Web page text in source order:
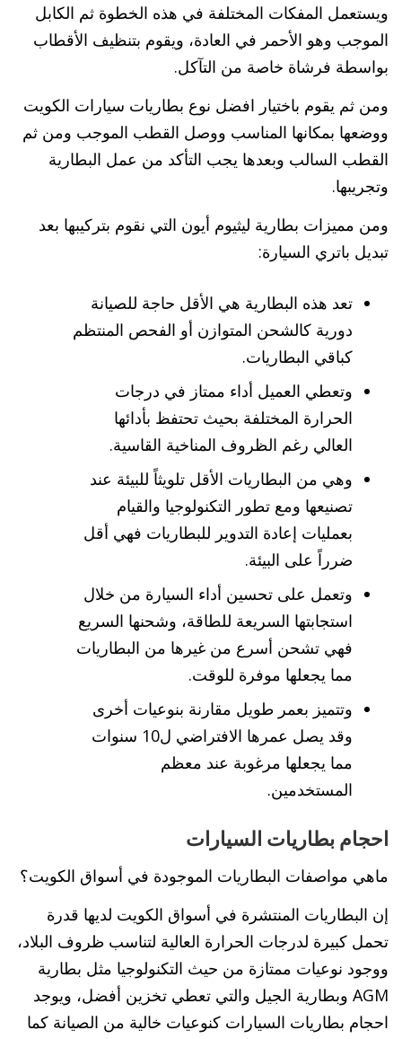
ويستعمل المفكات المختلفة في هذه الخطوة ثم الكابل
الموجب وهو الأحمر في العادة، ويقوم بتنظيف الأقطاب
بواسطة فرشاة خاصة من التآكل.
ومن ثم يقوم باختيار افضل نوع بطاريات سيارات الكويت
ووضعها بمكانها المناسب ووصل القطب الموجب ومن ثم
القطب السالب وبعدها يجب التأكد من عمل البطارية
وتجريبها.
ومن مميزات بطارية ليثيوم أيون التي نقوم بتركيبها بعد
تبديل باتري السيارة:
تعد هذه البطارية هي الأقل حاجة للصيانة
دورية كالشحن المتوازن أو الفحص المنتظم
كباقي البطاريات.
وتعطي العميل أداء ممتاز في درجات
الحرارة المختلفة بحيث تحتفظ بأدائها
العالي رغم الظروف المناخية القاسية.
وهي من البطاريات الأقل تلويثاً للبيئة عند
تصنيعها ومع تطور التكنولوجيا والقيام
بعمليات إعادة التدوير للبطاريات فهي أقل
ضرراً على البيئة.
وتعمل على تحسين أداء السيارة من خلال
استجابتها السريعة للطاقة، وشحنها السريع
فهي تشحن أسرع من غيرها من البطاريات
مما يجعلها موفرة للوقت.
وتتميز بعمر طويل مقارنة بنوعيات أخرى
وقد يصل عمرها الافتراضي ل10 سنوات
مما يجعلها مرغوبة عند معظم
المستخدمين.
احجام بطاريات السيارات
ماهي مواصفات البطاريات الموجودة في أسواق الكويت؟
إن البطاريات المنتشرة في أسواق الكويت لديها قدرة
تحمل كبيرة لدرجات الحرارة العالية لتناسب ظروف البلاد،
ووجود نوعيات ممتازة من حيث التكنولوجيا مثل بطارية
AGM وبطارية الجيل والتي تعطي تخزين أفضل، ويوجد
احجام بطاريات السيارات كنوعيات خالية من الصيانة كما